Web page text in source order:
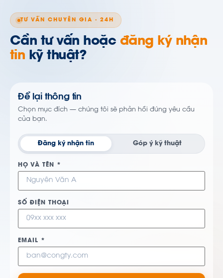
TƯ VẤN CHUYÊN GIA · 24H
Cần tư vấn hoặc đăng ký nhận
tin kỹ thuật?
Để lại thông tin
Chọn mục đích — chúng tôi sẽ phản hồi đúng yêu cầu
của bạn.
Đăng ký nhận tin Góp ý kỹ thuật
HỌ VÀ TÊN *
SỐ ĐIỆN THOẠI
EMAIL *